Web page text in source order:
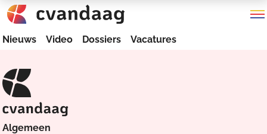
Nieuws Video Dossiers Vacatures
Algemeen